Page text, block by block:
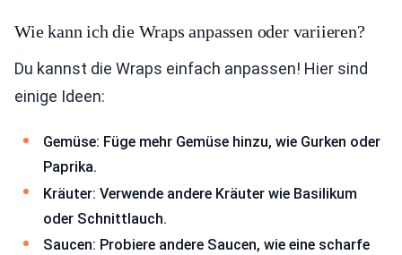
Wie kann ich die Wraps anpassen oder variieren?
Du kannst die Wraps einfach anpassen! Hier sind
einige Ideen:
Gemüse: Füge mehr Gemüse hinzu, wie Gurken oder
Paprika.
Kräuter: Verwende andere Kräuter wie Basilikum
oder Schnittlauch.
Saucen: Probiere andere Saucen, wie eine scharfe